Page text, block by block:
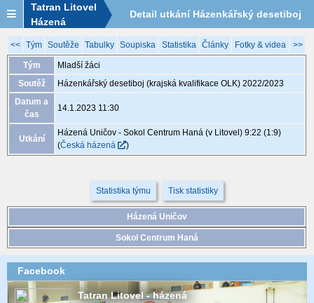
Tatran Litovel
Házená
Detail utkání Házenkářský desetiboj
(krajská kvalifikace OLK) 2022/2023,
<< Tým Soutěže Tabulky Soupiska Statistika Články Fotky & videa >>
Tým
Mladší žáci
Soutěž
Házenkářský desetiboj (krajská kvalifikace OLK) 2022/2023
Datum a
čas
14.1.2023 11:30
Utkání
Házená Uničov - Sokol Centrum Haná (v Litovel) 9:22 (1:9)
(Česká házená )
Statistika týmu Tisk statistiky
Házená Uničov
Sokol Centrum Haná
Facebook
Tatran Litovel - házená